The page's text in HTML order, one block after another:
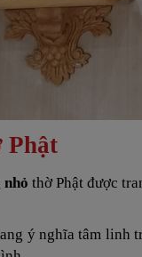
Phật
thờ Phật được
ý nghĩa tâm linh